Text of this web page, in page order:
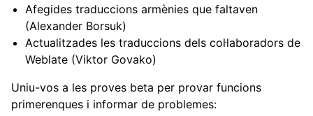
Afegides traduccions armènies que faltaven
(Alexander Borsuk)
Actualitzades les traduccions dels col·laboradors de
Weblate (Viktor Govako)
Uniu-vos a les proves beta per provar funcions
primerenques i informar de problemes: